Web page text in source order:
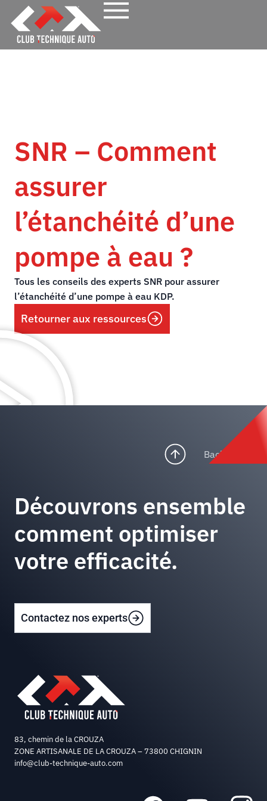
SNR – Comment
assurer
l’étanchéité d’une
pompe à eau ?
Tous les conseils des experts SNR pour assurer
l’étanchéité d’une pompe à eau KDP.
Retourner aux ressources
Découvrons ensemble
comment optimiser
votre efficacité.
Contactez nos experts
Back to top
83, chemin de la CROUZA
ZONE ARTISANALE DE LA CROUZA – 73800 CHIGNIN
info@club-technique-auto.com